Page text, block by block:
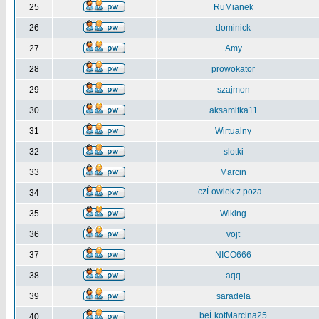
25 RuMianek
26 dominick
27 Amy
28 prowokator
29 szajmon
30 aksamitka11
31 Wirtualny
32 slotki
33 Marcin
34 czĹowiek z poza...
35 Wiking
36 vojt
37 NICO666
38 aqq
39 saradela
40 beĹkotMarcina25